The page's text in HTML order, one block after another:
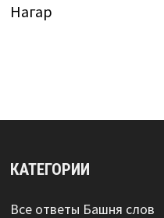
Нагар
КАТЕГОРИИ
Все ответы Башня слов